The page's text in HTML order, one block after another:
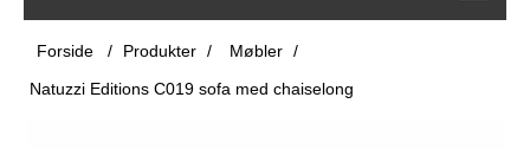
Forside / Produkter / Møbler /
Natuzzi Editions C019 sofa med chaiselong